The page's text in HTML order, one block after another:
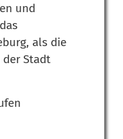
und
als die
der Stadt